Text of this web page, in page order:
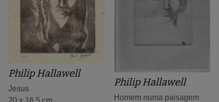
Philip Hallawell
Jesus
Philip Hallawell
Homem numa paisagem